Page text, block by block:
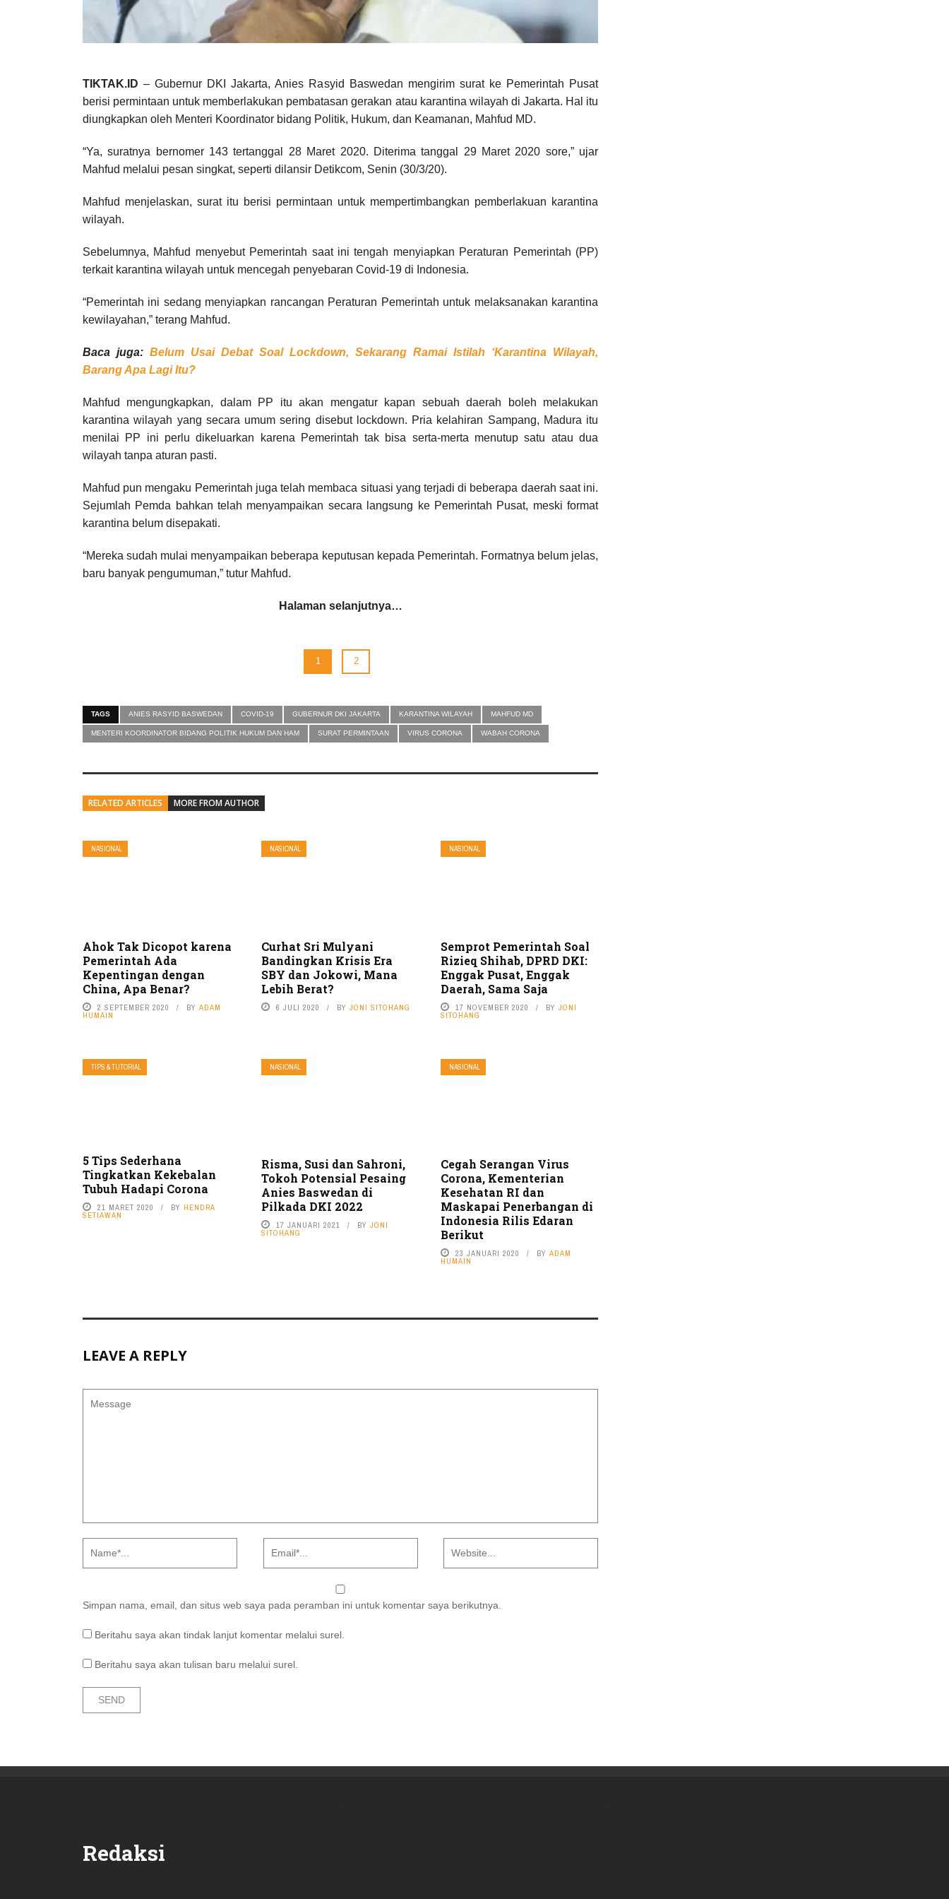
TIKTAK.ID – Gubernur DKI Jakarta, Anies Rasyid Baswedan mengirim surat ke Pemerintah Pusat
berisi permintaan untuk memberlakukan pembatasan gerakan atau karantina wilayah di Jakarta. Hal itu
diungkapkan oleh Menteri Koordinator bidang Politik, Hukum, dan Keamanan, Mahfud MD.
“Ya, suratnya bernomer 143 tertanggal 28 Maret 2020. Diterima tanggal 29 Maret 2020 sore,” ujar
Mahfud melalui pesan singkat, seperti dilansir Detikcom, Senin (30/3/20).
Mahfud menjelaskan, surat itu berisi permintaan untuk mempertimbangkan pemberlakuan karantina
wilayah.
Sebelumnya, Mahfud menyebut Pemerintah saat ini tengah menyiapkan Peraturan Pemerintah (PP)
terkait karantina wilayah untuk mencegah penyebaran Covid-19 di Indonesia.
“Pemerintah ini sedang menyiapkan rancangan Peraturan Pemerintah untuk melaksanakan karantina
kewilayahan,” terang Mahfud.
Baca juga: Belum Usai Debat Soal Lockdown, Sekarang Ramai Istilah ‘Karantina Wilayah,
Barang Apa Lagi Itu?
Mahfud mengungkapkan, dalam PP itu akan mengatur kapan sebuah daerah boleh melakukan
karantina wilayah yang secara umum sering disebut lockdown. Pria kelahiran Sampang, Madura itu
menilai PP ini perlu dikeluarkan karena Pemerintah tak bisa serta-merta menutup satu atau dua
wilayah tanpa aturan pasti.
Mahfud pun mengaku Pemerintah juga telah membaca situasi yang terjadi di beberapa daerah saat ini.
Sejumlah Pemda bahkan telah menyampaikan secara langsung ke Pemerintah Pusat, meski format
karantina belum disepakati.
“Mereka sudah mulai menyampaikan beberapa keputusan kepada Pemerintah. Formatnya belum jelas,
baru banyak pengumuman,” tutur Mahfud.
Halaman selanjutnya…
1 2
TAGS ANIES RASYID BASWEDAN COVID-19 GUBERNUR DKI JAKARTA KARANTINA WILAYAH MAHFUD MD
MENTERI KOORDINATOR BIDANG POLITIK HUKUM DAN HAM SURAT PERMINTAAN VIRUS CORONA WABAH CORONA
RELATED ARTICLES MORE FROM AUTHOR
NASIONAL
Ahok Tak Dicopot karena
Pemerintah Ada
Kepentingan dengan
China, Apa Benar?
2 SEPTEMBER 2020 BY ADAM
HUMAIN
NASIONAL
Curhat Sri Mulyani
Bandingkan Krisis Era
SBY dan Jokowi, Mana
Lebih Berat?
6 JULI 2020 BYJONI SITOHANG
NASIONAL
Semprot Pemerintah Soal
Rizieq Shihab, DPRD DKI:
Enggak Pusat, Enggak
Daerah, Sama Saja
17 NOVEMBER 2020 BY JONI
SITOHANG
TIPS & TUTORIAL
5 Tips Sederhana
Tingkatkan Kekebalan
Tubuh Hadapi Corona
21 MARET 2020 BY HENDRA
SETIAWAN
NASIONAL
Risma, Susi dan Sahroni,
Tokoh Potensial Pesaing
Anies Baswedan di
Pilkada DKI 2022
17 JANUARI 2021 BYJONI
SITOHANG
NASIONAL
Cegah Serangan Virus
Corona, Kementerian
Kesehatan RI dan
Maskapai Penerbangan di
Indonesia Rilis Edaran
Berikut
23 JANUARI 2020 BY ADAM
HUMAIN
LEAVE A REPLY
Simpan nama, email, dan situs web saya pada peramban ini untuk komentar saya berikutnya.
Beritahu saya akan tindak lanjut komentar melalui surel.
Beritahu saya akan tulisan baru melalui surel.
Redaksi